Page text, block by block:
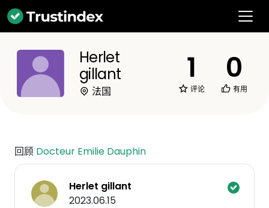
Herlet
gillant
法国
1
评论
0
有用
回顾 Docteur Emilie Dauphin
Herlet gillant
2023.06.15